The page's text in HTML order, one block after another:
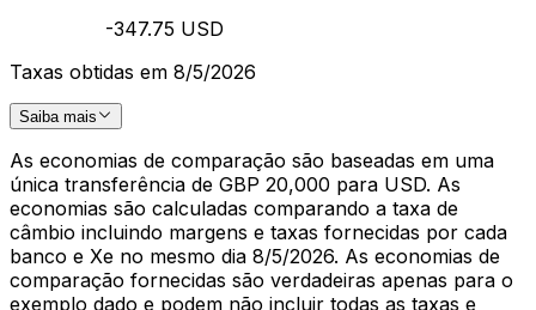
-347.75 USD
Taxas obtidas em 8/5/2026
Saiba mais
As economias de comparação são baseadas em uma
única transferência de GBP 20,000 para USD. As
economias são calculadas comparando a taxa de
câmbio incluindo margens e taxas fornecidas por cada
banco e Xe no mesmo dia 8/5/2026. As economias de
comparação fornecidas são verdadeiras apenas para o
exemplo dado e podem não incluir todas as taxas e